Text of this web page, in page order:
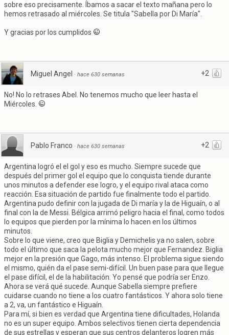
sobre eso precisamente. Íbamos a sacar el texto mañana pero lo
hemos retrasado al miércoles. Se titula "Sabella por Di María".
Y gracias por los cumplidos
+2
Miguel Angel · hace 630 semanas
No! No lo retrases Abel. No tenemos mucho que leer hasta el
Miércoles.
+2
Pablo Franco · hace 630 semanas
Argentina logró el el gol y eso es mucho. Siempre sucede que
después del primer gol el equipo que lo conquista tiende durante
unos minutos a defender ese logro, y el equipo rival ataca como
reacción. Esa situación de partido fue finalmente todo el partido.
Argentina pudo definir con la jugada de Di maría y la de Higuaín, o al
final con la de Messi. Bélgica arrimó peligro hacia el final, como todos
lo equipos que pierden por la mínima lo hacen en los últimos
minutos.
Sobre lo que viene, creo que Biglia y Demichelis ya no salen, sobre
todo el último que saca la pelota mucho mejor que Fernandez. Biglia
mejor en la presión que Gago, más intenso. El problema sigue siendo
el mismo, quién da el pase semi-difícil. Un buen pase para que llegue
el pase difícil, el de la habilitación. Yo pensé que podría ser Enzo.
Ahora se verá qué sucede. Aunque Sabella siempre prefiere
cuidarse cuando no tiene a los cuatro fantásticos. Y ahora solo tiene
a 2, va, un fantástico e Higuaín.
Para mí, si bien es verdad que Argentina tiene dificultades, Holanda
no es un super equipo. Ambos selectivos tienen cierta dependencia
de sus estrellas y esperan que sus centros delanteros logren más